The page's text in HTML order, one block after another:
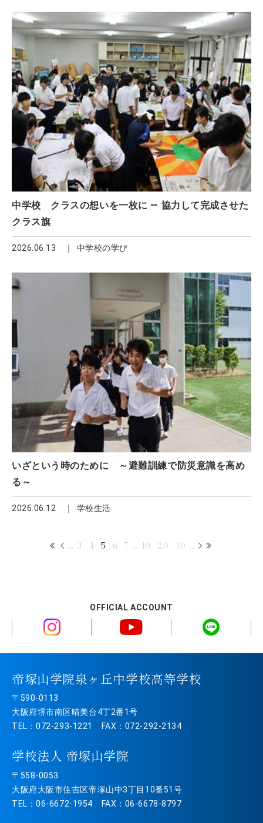
中学校 クラスの想いを一枚に ― 協力して完成させた
クラス旗
2026.06.13 中学校の学び
いざという時のために ～避難訓練で防災意識を高め
る～
2026.06.12 学校生活
... 3 4 5 6 7 ... 10 20 30 ...
OFFICIAL ACCOUNT
帝塚山学院泉ヶ丘中学校高等学校
〒590-0113
大阪府堺市南区晴美台4丁2番1号
TEL：072-293-1221 FAX：072-292-2134
学校法人 帝塚山学院
〒558-0053
大阪府大阪市住吉区帝塚山中3丁目10番51号
TEL：06-6672-1954 FAX：06-6678-8797